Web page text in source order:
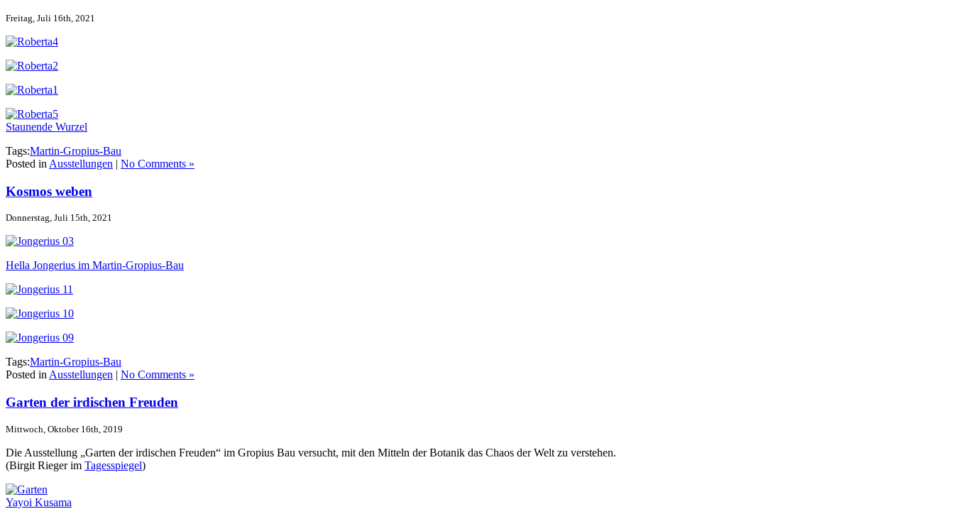
Freitag, Juli 16th, 2021
Staunende Wurzel
Tags:Martin-Gropius-Bau
Posted in Ausstellungen | No Comments »
Kosmos weben
Donnerstag, Juli 15th, 2021
Hella Jongerius im Martin-Gropius-Bau
Tags:Martin-Gropius-Bau
Posted in Ausstellungen | No Comments »
Garten der irdischen Freuden
Mittwoch, Oktober 16th, 2019
Die Ausstellung „Garten der irdischen Freuden“ im Gropius Bau versucht, mit den Mitteln der Botanik das Chaos der Welt zu verstehen.
(Birgit Rieger im Tagesspiegel)
Yayoi Kusama